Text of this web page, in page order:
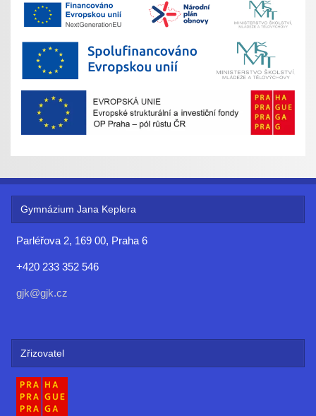
Gymnázium Jana Keplera
Parléřova 2, 169 00, Praha 6
+420 233 352 546
gjk@gjk.cz
Zřizovatel